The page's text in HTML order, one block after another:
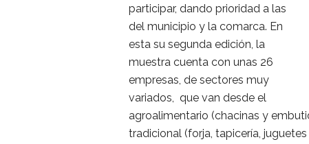
participar, dando prioridad a las
del municipio y la comarca. En
esta su segunda edición, la
muestra cuenta con unas 26
empresas, de sectores muy
variados, que van desde el
agroalimentario (chacinas y
tradicional (forja, tapicería,